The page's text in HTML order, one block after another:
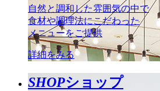
自然と調和した雰囲気の中で
食材や調理法にこだわった
メニューをご提供
詳細をみる
SHOPショップ